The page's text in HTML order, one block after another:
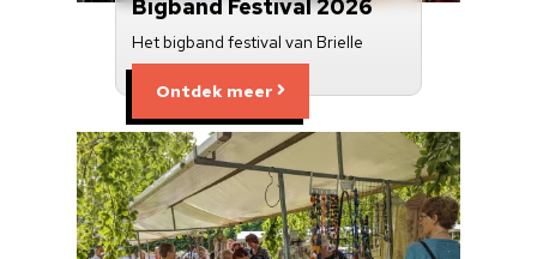
Bigband Festival 2026
Het bigband festival van Brielle
Ontdek meer